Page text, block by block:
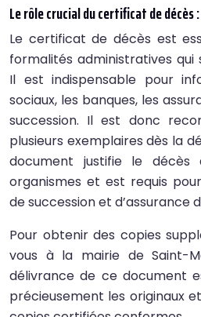
Le rôle crucial du certificat de
Le certificat de décès est
formalités administratives qui
Il est indispensable pour
sociaux, les banques, les
succession. Il est donc
plusieurs exemplaires dès la
document justifie le décès
organismes et est requis
de succession et d’assurance
Pour obtenir des copies
vous à la mairie de Saint-
délivrance de ce document
précieusement les originaux